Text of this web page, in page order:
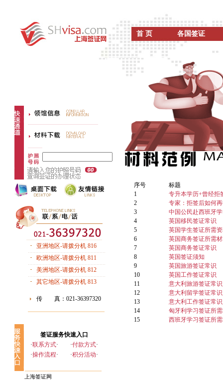
首 页 各国签证
亚洲地区-请拨分机 816
欧洲地区-请拨分机 811
美洲地区-请拨分机 812
其它地区-请拨分机 813
传 真：021-36397320
签证服务快速入口
·联系方式· ·付款方式·
·操作流程· ·积分活动·
上海签证网
序号
标题
1
专升本学历+曾经拒
2
专家：拒签后如何
3
中国公民赴西班牙
4
英国移民签证常识
5
英国学生签证所需
6
英国商务签证所需
7
英国商务签证常识
8
英国签证须知
9
英国旅游签证常识
10
英国工作签证常识
11
意大利旅游签证常识
12
意大利留学签证常识
13
意大利工作签证常识
14
匈牙利学习签证所
15
西班牙学习签证所